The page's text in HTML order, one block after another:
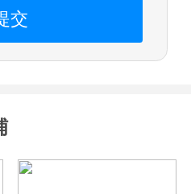
交